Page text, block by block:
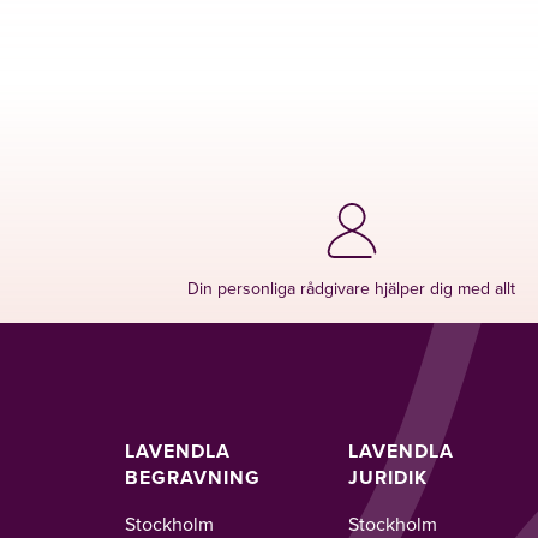
Din personliga rådgivare hjälper dig med allt
LAVENDLA
BEGRAVNING
Stockholm
LAVENDLA
JURIDIK
Stockholm